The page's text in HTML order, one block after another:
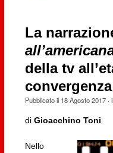
La
della tv
Pubblicato il 18 Agosto 2017·
di Gioacchino Toni
Nello